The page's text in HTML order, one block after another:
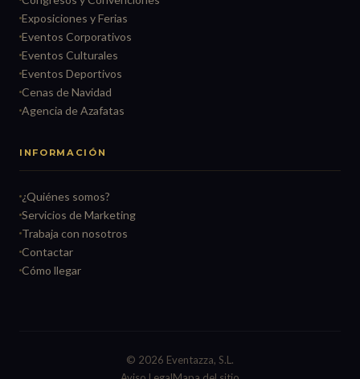
Exposiciones y Ferias
Eventos Corporativos
Eventos Culturales
Eventos Deportivos
Cenas de Navidad
Agencia de Azafatas
INFORMACIÓN
¿Quiénes somos?
Servicios de Marketing
Trabaja con nosotros
Contactar
Cómo llegar
© 2026 Eventazza, S.L.